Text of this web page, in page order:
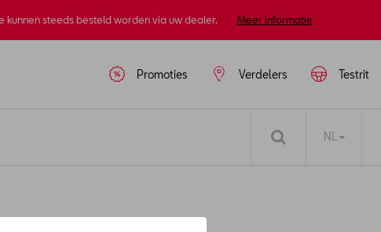
kunnen steeds besteld worden via uw dealer. Meer informatie
Testrit
Verdelers
Promoties
NL